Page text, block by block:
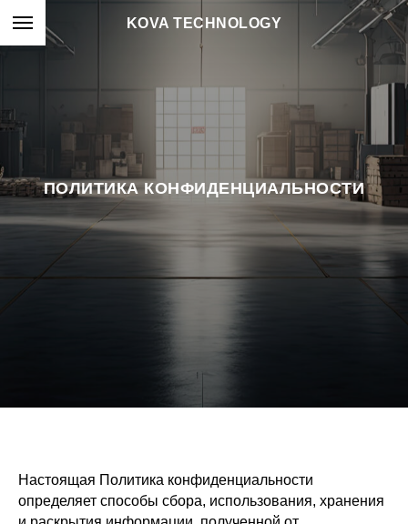
KOVA TECHNOLOGY
ПОЛИТИКА КОНФИДЕНЦИАЛЬНОСТИ
Настоящая Политика конфиденциальности
определяет способы сбора, использования, хранения